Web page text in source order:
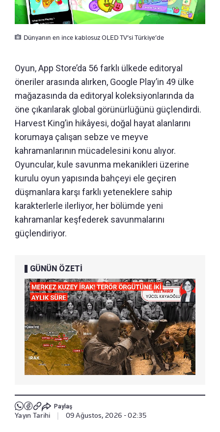
Dünyanın en ince kablosuz OLED TV’si Türkiye’de
Oyun, App Store’da 56 farklı ülkede editoryal
öneriler arasında alırken, Google Play’in 49 ülke
mağazasında da editoryal koleksiyonlarında da
öne çıkarılarak global görünürlüğünü güçlendirdi.
Harvest King’in hikâyesi, doğal hayat alanlarını
korumaya çalışan sebze ve meyve
kahramanlarının mücadelesini konu alıyor.
Oyuncular, kule savunma mekanikleri üzerine
kurulu oyun yapısında bahçeyi ele geçiren
düşmanlara karşı farklı yeteneklere sahip
karakterlerle ilerliyor, her bölümde yeni
kahramanlar keşfederek savunmalarını
güçlendiriyor.
GÜNÜN ÖZETİ
Paylaş
Yayın Tarihi 09 Ağustos, 2026 - 02:35